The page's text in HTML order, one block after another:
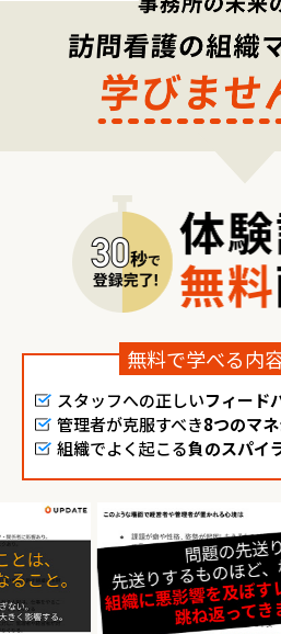
無料で学べる内
スタッフへの正しいフィード
管理者が克服すべき8つのマ
組織でよく起こる負のスパイ